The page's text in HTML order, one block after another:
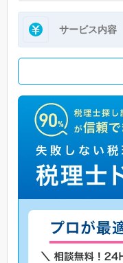
サービス内容